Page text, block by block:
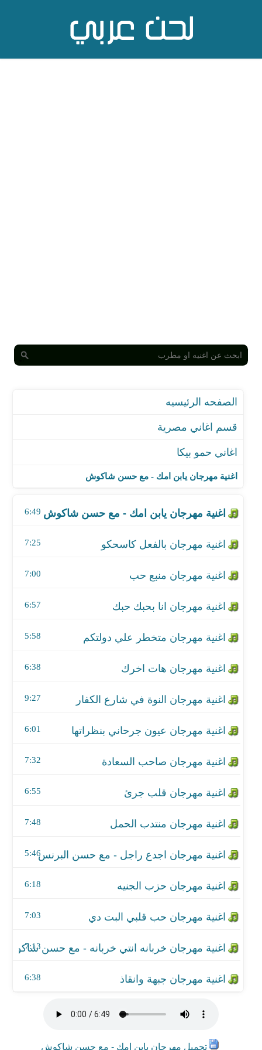
قسم اغاني مصرية
اغنية مهرجان يابن امك - مع حسن شاكوش
اغنية مهرجان يابن امك - مع حسن شاكوش
6:49
اغنية مهرجان بالفعل كاسحكو
7:25
اغنية مهرجان منبع حب
7:00
6:57
5:58
6:38
اغنية مهرجان النوة في شارع الكفار
9:27
اغنية مهرجان عيون جرحاني بنظراتها
6:01
اغنية مهرجان صاحب السعادة
7:32
6:55
7:48
5:46
اغنية مهرجان حزب الجنيه
6:18
اغنية مهرجان حب قلبي البت دي
7:03
اغنية مهرجان خربانه انتي خربانه - مع حسن شاكوش
7:13
6:38
تحميل مهرجان يابن امك - مع حسن شاكوش